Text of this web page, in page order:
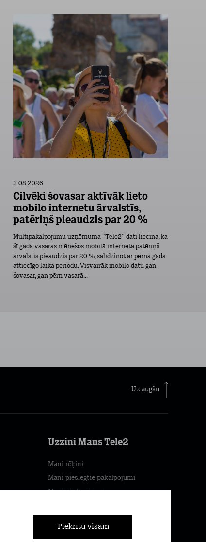
Piekrītu visām
3.08.2026
Cilvēki šovasar aktīvāk lieto
mobilo internetu ārvalstīs,
patēriņš pieaudzis par 20 %
Multipakalpojumu uzņēmuma “Tele2” dati liecina, ka
šī gada vasaras mēnešos mobilā interneta patēriņš
ārvalstīs pieaudzis par 20 %, salīdzinot ar pērnā gada
attiecīgo laika periodu. Visvairāk mobilo datu gan
šovasar, gan pērn vasarā...
Uz augšu
Uzzini Mans Tele2
Mani rēķini
Mani pieslēgtie pakalpojumi
Mani piedāvājumi
Pievienojies Tele2